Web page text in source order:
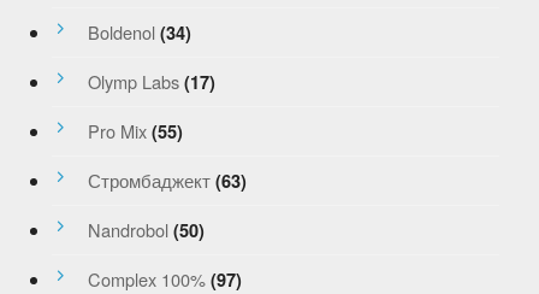
Boldenol (34)
Olymp Labs (17)
Pro Mix (55)
Стромбаджект (63)
Nandrobol (50)
Complex 100% (97)